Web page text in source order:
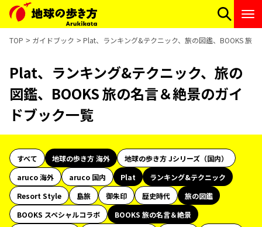
TOP ガイドブック Plat、ランキング&テクニック、旅の図鑑、BOOKS 旅
Plat、ランキング&テクニック、旅の
図鑑、BOOKS 旅の名言＆絶景のガイ
ドブック一覧
すべて 地球の歩き方 海外
地球の歩き方 Jシリーズ（国内）
aruco 海外
aruco 国内 Plat
ランキング&テクニック
Resort Style
島旅 御朱印 歴史時代
旅の図鑑
BOOKS スペシャルコラボ
BOOKS 旅の名言＆絶景